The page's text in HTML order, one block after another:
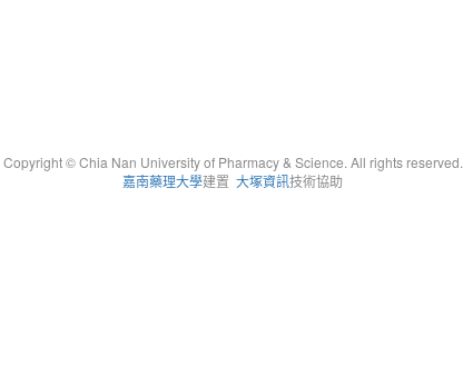
Copyright © Chia Nan University of Pharmacy & Science. All rights reserved.
嘉南藥理大學建置 大塚資訊技術協助